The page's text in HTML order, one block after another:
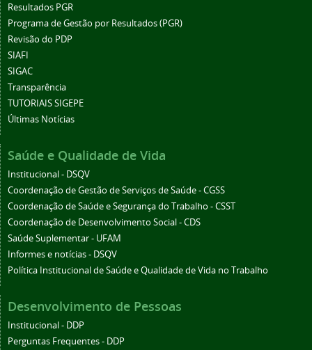
Resultados PGR
Programa de Gestão por Resultados (PGR)
Revisão do PDP
SIAFI
SIGAC
Transparência
TUTORIAIS SIGEPE
Últimas Notícias
Saúde e Qualidade de Vida
Institucional - DSQV
Coordenação de Gestão de Serviços de Saúde - CGSS
Coordenação de Saúde e Segurança do Trabalho - CSST
Coordenação de Desenvolvimento Social - CDS
Saúde Suplementar - UFAM
Informes e notícias - DSQV
Política Institucional de Saúde e Qualidade de Vida no Trabalho
Desenvolvimento de Pessoas
Institucional - DDP
Perguntas Frequentes - DDP